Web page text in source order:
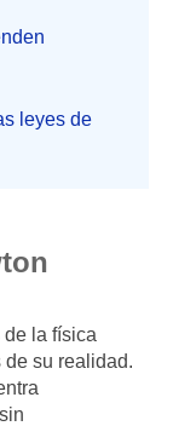
leyes de
la física
su realidad.